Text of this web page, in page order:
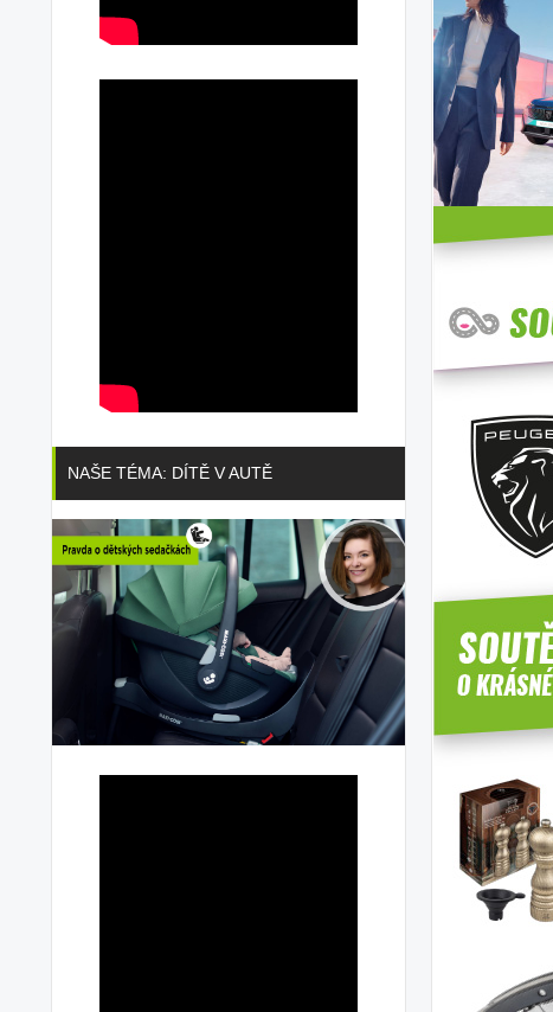
NAŠE TÉMA: DÍTĚ V AUTĚ